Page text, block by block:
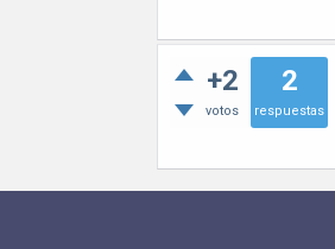
+2
votos
2
respuestas